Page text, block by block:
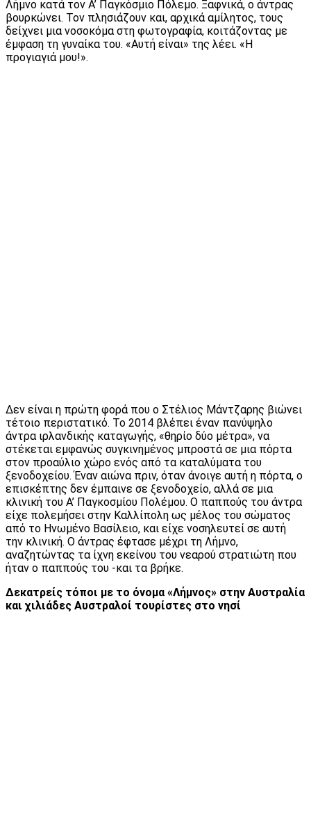
Λήμνο κατά τον Α’ Παγκόσμιο Πόλεμο. Ξαφνικά, ο άντρας
βουρκώνει. Τον πλησιάζουν και, αρχικά αμίλητος, τους
δείχνει μια νοσοκόμα στη φωτογραφία, κοιτάζοντας με
έμφαση τη γυναίκα του. «Αυτή είναι» της λέει. «Η
προγιαγιά μου!».
Δεν είναι η πρώτη φορά που ο Στέλιος Μάντζαρης βιώνει
τέτοιο περιστατικό. Το 2014 βλέπει έναν πανύψηλο
άντρα ιρλανδικής καταγωγής, «θηρίο δύο μέτρα», να
στέκεται εμφανώς συγκινημένος μπροστά σε μια πόρτα
στον προαύλιο χώρο ενός από τα καταλύματα του
ξενοδοχείου. Έναν αιώνα πριν, όταν άνοιγε αυτή η πόρτα, ο
επισκέπτης δεν έμπαινε σε ξενοδοχείο, αλλά σε μια
κλινική του Α’ Παγκοσμίου Πολέμου. Ο παππούς του άντρα
είχε πολεμήσει στην Καλλίπολη ως μέλος του σώματος
από το Ηνωμένο Βασίλειο, και είχε νοσηλευτεί σε αυτή
την κλινική. Ο άντρας έφτασε μέχρι τη Λήμνο,
αναζητώντας τα ίχνη εκείνου του νεαρού στρατιώτη που
ήταν ο παππούς του -και τα βρήκε.
Δεκατρείς τόποι με το όνομα «Λήμνος» στην Αυστραλία
και χιλιάδες Αυστραλοί τουρίστες στο νησί